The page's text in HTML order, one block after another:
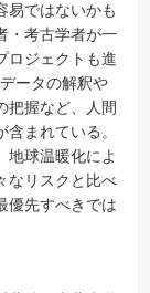
易ではないかも
・考古学者が一
ロジェクトも進
ータの解釈や
把握など、人間
まれている。
地球温暖化によ
なリスクと比べ
優先すべきでは